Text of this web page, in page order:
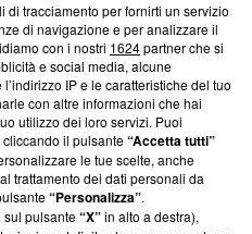
trasparenti su Blasting
e su come ci impegniamo a
la nostra aderenza a
Blasting News non è
ma ha richiesto di farne
effettuato una verifica di
tracciamento per fornirti un servizio
di navigazione e per analizzare il
con i nostri 1624partner che si
e social media, alcune
IP e le caratteristiche del tuo
con altre informazioni che hai
utilizzo dei loro servizi. Puoi
il pulsante“Accetta tutti”
le tue scelte, anche
trattamento dei dati personali da
“Personalizza”.
pulsante“X”in alto a destra),